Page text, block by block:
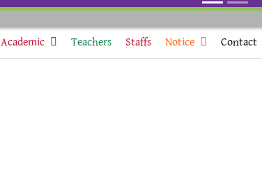
Academic Teachers Staffs Notice Contact